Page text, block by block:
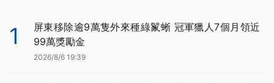
1
屏東移除逾9萬隻外來種綠鬣蜥 冠軍獵人7個月領近
99萬獎勵金
2026/8/6 19:39